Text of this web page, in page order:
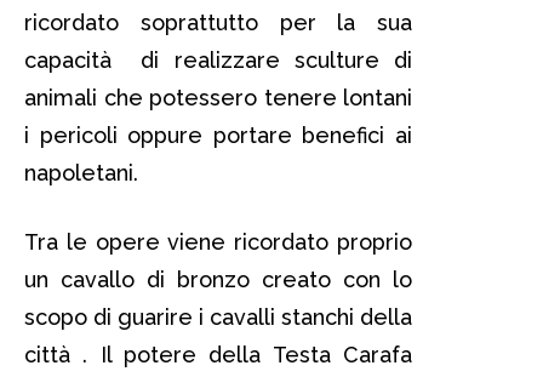
ricordato soprattutto per la sua
capacità di realizzare sculture di
animali che potessero tenere lontani
i pericoli oppure portare benefici ai
napoletani.
Tra le opere viene ricordato proprio
un cavallo di bronzo creato con lo
scopo di guarire i cavalli stanchi della
città . Il potere della Testa Carafa